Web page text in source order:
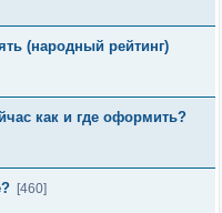
(народный рейтинг)
как и где оформить?
[460]